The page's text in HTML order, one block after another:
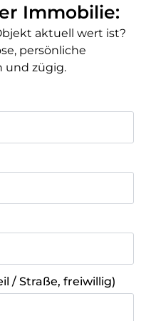
Immobilie:
aktuell wert ist?
persönliche
und zügig.
/ Straße, freiwillig)